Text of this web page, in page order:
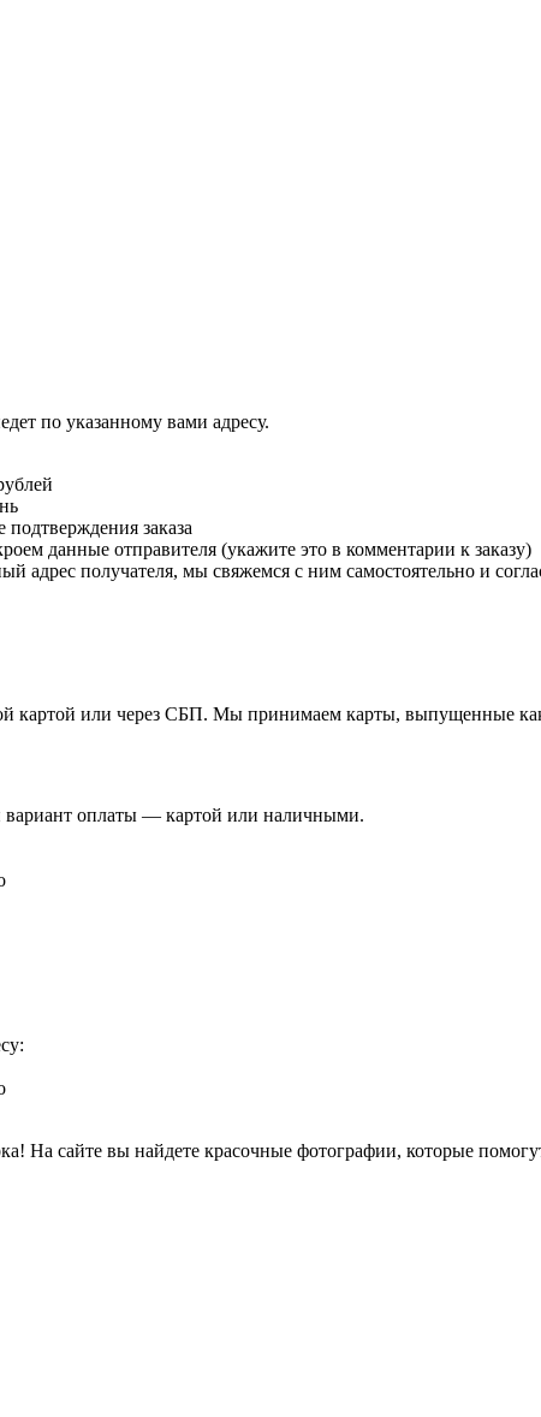
по указанному вами адресу.
заказа
данные отправителя (укажите это в комментарии к заказу)
адрес получателя, мы свяжемся с ним самостоятельно и
картой или через СБП. Мы принимаем карты, выпущенные
оплаты — картой или наличными.
сайте вы найдете красочные фотографии, которые